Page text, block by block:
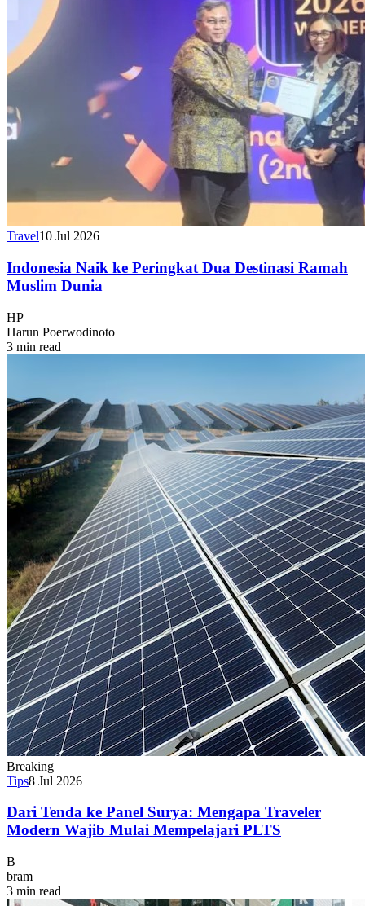
Travel10 Jul 2026
Indonesia Naik ke Peringkat Dua Destinasi Ramah
Muslim Dunia
HP
Harun Poerwodinoto
3 min read
Breaking
Tips8 Jul 2026
Dari Tenda ke Panel Surya: Mengapa Traveler
Modern Wajib Mulai Mempelajari PLTS
B
bram
3 min read